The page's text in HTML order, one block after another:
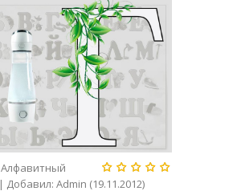
Алфавитный
| Добавил: Admin (19.11.2012)